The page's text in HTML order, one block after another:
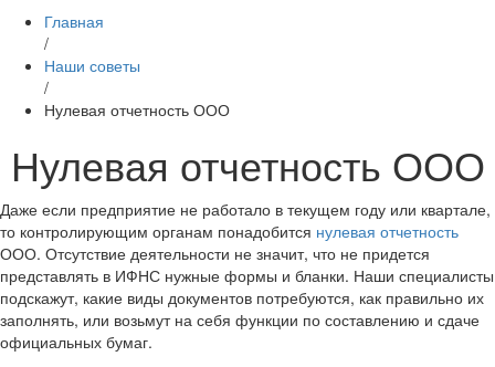
Главная
/
Наши советы
/
Нулевая отчетность ООО
Нулевая отчетность ООО
Даже если предприятие не работало в текущем году или квартале,
то контролирующим органам понадобится нулевая отчетность
ООО. Отсутствие деятельности не значит, что не придется
представлять в ИФНС нужные формы и бланки. Наши специалисты
подскажут, какие виды документов потребуются, как правильно их
заполнять, или возьмут на себя функции по составлению и сдаче
официальных бумаг.